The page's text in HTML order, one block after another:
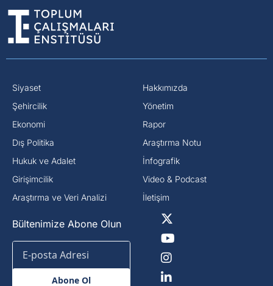
Siyaset
⁠Şehircilik
Ekonomi
Dış Politika
⁠Hukuk ve Adalet
Girişimcilik
Araştırma ve Veri Analizi
Hakkımızda
Yönetim
Rapor
Araştırma Notu
İnfografik
Video & Podcast
İletişim
Bültenimize Abone Olun
Abone Ol